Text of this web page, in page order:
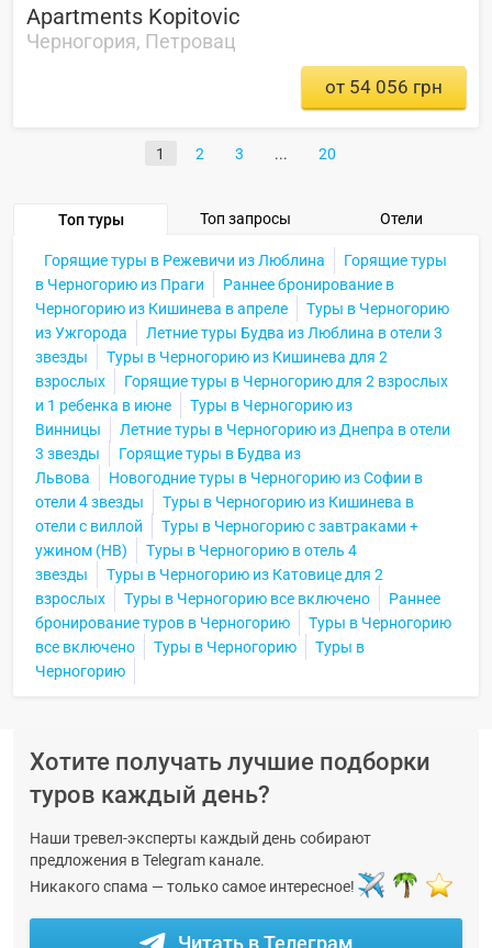
Apartments Kopitovic
Черногория, Петровац
от 54 056 грн
1 2 3 20
Топ туры Топ запросы Отели
Горящие туры в Режевичи из Люблина
Горящие туры
в Черногорию из Праги
Раннее бронирование в
Черногорию из Кишинева в апреле
Туры в Черногорию
из Ужгорода
Летние туры Будва из Люблина в отели 3
звезды
Туры в Черногорию из Кишинева для 2
взрослых
Горящие туры в Черногорию для 2 взрослых
и 1 ребенка в июне
Туры в Черногорию из
Винницы
Летние туры в Черногорию из Днепра в отели
3 звезды
Горящие туры в Будва из
Львова
Новогодние туры в Черногорию из Софии в
отели 4 звезды
Туры в Черногорию из Кишинева в
отели с виллой
Туры в Черногорию с завтраками +
ужином (HB)
Туры в Черногорию в отель 4
звезды
Туры в Черногорию из Катовице для 2
взрослых
Туры в Черногорию все включено
Раннее
бронирование туров в Черногорию
Туры в Черногорию
все включено
Туры в Черногорию
Туры в
Черногорию
Хотите получать лучшие подборки
туров каждый день?
Наши тревел-эксперты каждый день собирают
предложения в Telegram канале.
Никакого спама — только самое интересное!
Читать в Телеграм